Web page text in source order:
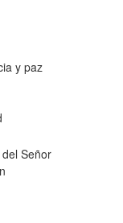
y paz
Señor